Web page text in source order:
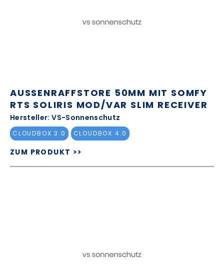
AUSSENRAFFSTORE 50MM MIT SOMFY R
TS SOLIRIS MOD/VAR SLIM RECEIVER
Hersteller: VS-Sonnenschutz
CLOUDBOX 3.0 CLOUDBOX 4.0
ZUM PRODUKT >>